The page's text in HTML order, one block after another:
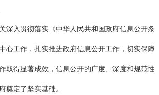
深入贯彻落实《中华人民共和国政府信息公开
心工作，扎实推进政府信息公开工作，切实保障
取得显著成效，信息公开的广度、深度和规范性
奠定了坚实基础。